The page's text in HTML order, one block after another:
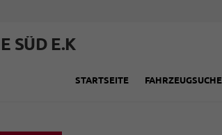
SÜD E.K
STARTSEITE FAHRZEUGSUCHE